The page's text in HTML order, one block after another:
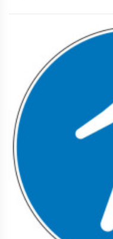
Format et
Disponibles en vinyle
l'unité, livrés sous 48h
de dimensionnement
disponible sur la
page
7010
Voir aussi les
consignes de sécurité